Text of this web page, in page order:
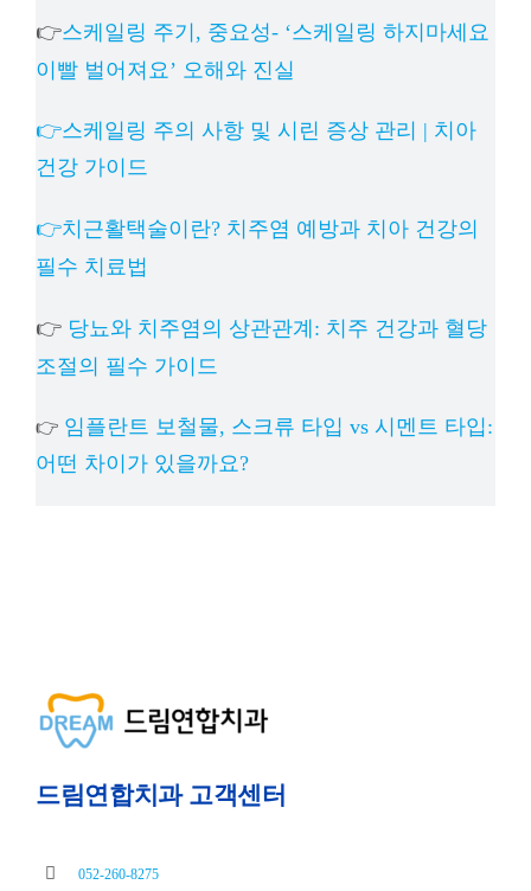
👉스케일링 주기, 중요성- ‘스케일링 하지마세요
이빨 벌어져요’ 오해와 진실
👉스케일링 주의 사항 및 시린 증상 관리 | 치아
건강 가이드
👉치근활택술이란? 치주염 예방과 치아 건강의
필수 치료법
👉 당뇨와 치주염의 상관관계: 치주 건강과 혈당
조절의 필수 가이드
👉 임플란트 보철물, 스크류 타입 vs 시멘트 타입:
어떤 차이가 있을까요?
드림연합치과 고객센터
052-260-8275